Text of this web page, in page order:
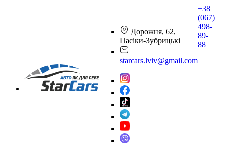
Дорожня, 62,
Пасіки-Зубрицькі
starcars.lviv@gmail.com
+38
(067)
498-
89-
88